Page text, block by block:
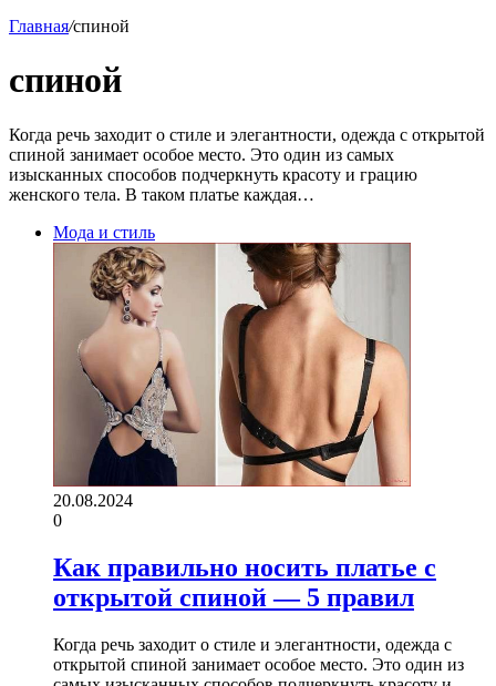
Главная/спиной
спиной
Когда речь заходит о стиле и элегантности, одежда с открытой
спиной занимает особое место. Это один из самых
изысканных способов подчеркнуть красоту и грацию
женского тела. В таком платье каждая…
Мода и стиль
20.08.2024
0
Как правильно носить платье с
открытой спиной — 5 правил
Когда речь заходит о стиле и элегантности, одежда с
открытой спиной занимает особое место. Это один из